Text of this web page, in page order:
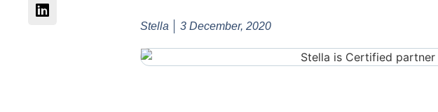
Stella 3 December, 2020